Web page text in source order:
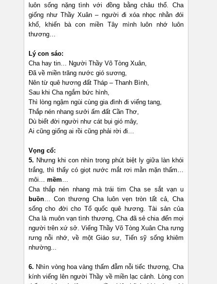
luôn sống nặng tình với đồng bằng châu thổ. Cha
giống như Thầy Xuân – người đi xóa nhọc nhằn đói
khổ, khiến bà con miền Tây mình luôn nhớ luôn
thương…
Lý con sáo:
Cha hay tin… Người Thầy Võ Tòng Xuân,
Đã về miền trăng nước gió sương,
Nên từ quê hương đất Tháp – Thanh Bình,
Sau khi Cha ngắm bức hình,
Thì lòng ngậm ngùi cùng gia đình đi viếng tang,
Thắp nén nhang sưởi ấm đất Cần Thơ,
Dù biết đời người như cát bụi gió mây,
Ai cũng giống ai rồi cũng phải rời đi…
Vọng cổ:
5. Nhưng khi con nhìn trong phút biệt ly giữa làn khói
trắng, thì thấy có giọt nước mắt rơi mằn mặn thấm…
môi… mềm…
Cha thắp nén nhang mà trái tim Cha se sắt vạn u
buồn… Con thương Cha luôn vẹn tròn tất cả, Cha
sống cho đời cho Tổ quốc quê hương. Tài sản của
Cha là muôn vạn tình thương, Cha đã sẻ chia đến mọi
người trên xứ sở. Viếng Thầy Võ Tòng Xuân Cha rưng
rưng nỗi nhớ, về một Giáo sư, Tiến sỹ sống khiêm
nhường...
6. Nhìn vòng hoa vàng thấm đẫm nỗi tiếc thương, Cha
kính viếng lên người Thầy về miền lạc cảnh. Lòng con